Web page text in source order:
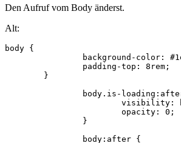
Den Aufruf vom Body änderst.
Alt:
body {